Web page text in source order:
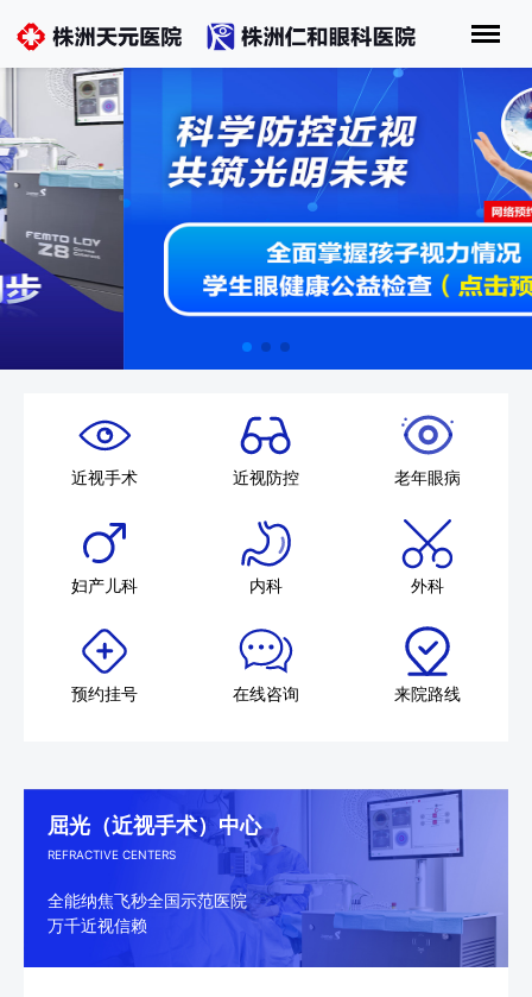
近视手术 近视防控 老年眼病
妇产儿科 内科 外科
预约挂号 在线咨询 来院路线
屈光（近视手术）中心
REFRACTIVE CENTERS
全能纳焦飞秒全国示范医院
万千近视信赖